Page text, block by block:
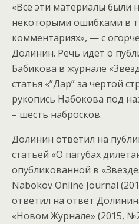
«Все эти материалы были
некоторыми ошибками в
комментариях», — с
Долинин. Речь идёт о
Бабикова в журнале
статья «”Дар” за чертой
рукопись Набокова под
– шесть набросков.
Долинин ответил на
статьей «О пагубах
опубликованной в
Nabokov Online Journal
ответил на ответ
«Новом Журнале» (2015,